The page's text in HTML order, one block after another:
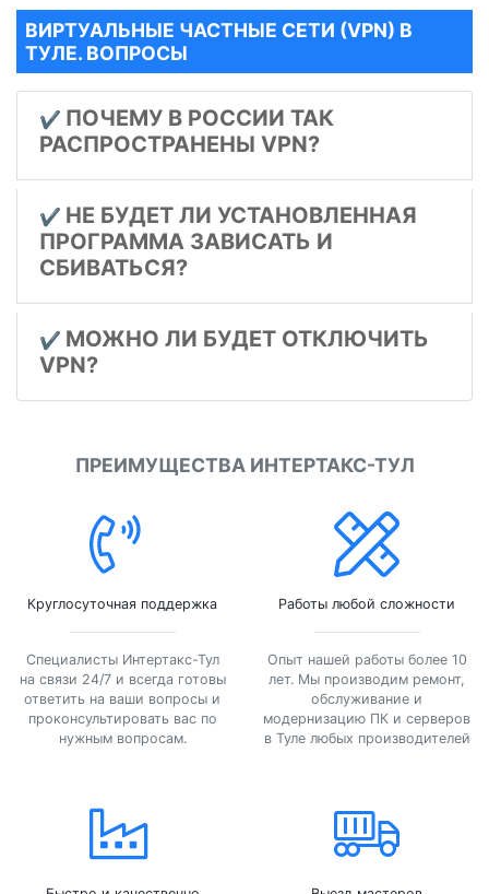
ВИРТУАЛЬНЫЕ ЧАСТНЫЕ СЕТИ (VPN) В
ТУЛЕ. ВОПРОСЫ
✔️ ПОЧЕМУ В РОССИИ ТАК
РАСПРОСТРАНЕНЫ VPN?
✔️ НЕ БУДЕТ ЛИ УСТАНОВЛЕННАЯ
ПРОГРАММА ЗАВИСАТЬ И
СБИВАТЬСЯ?
✔️ МОЖНО ЛИ БУДЕТ ОТКЛЮЧИТЬ
VPN?
ПРЕИМУЩЕСТВА ИНТЕРТАКС-ТУЛ
Круглосуточная поддержка
Специалисты Интертакс-Тул
на связи 24/7 и всегда готовы
ответить на ваши вопросы и
проконсультировать вас по
нужным вопросам.
Работы любой сложности
Опыт нашей работы более 10
лет. Мы производим ремонт,
обслуживание и
модернизацию ПК и серверов
в Туле любых производителей